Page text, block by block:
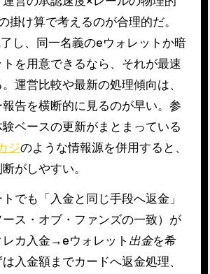
掛け算で考えるのが合理的だ。
し、同一名義のeウォレットか暗
を用意できるなら、それが最速
運営比較や最新の処理傾向は、
告を横断的に見るのが早い。参
ベースの更新がまとまっている
ジのような情報源を併用すると、
がしやすい。
でも「入金と同じ手段へ返金」
ス・オブ・ファンズの一致）が
カ入金→eウォレット 出金を希
入金額までカードへ返金処理、